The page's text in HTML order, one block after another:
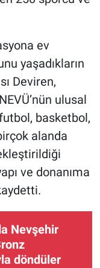
ev
yaşadıkların
Deviren,
ulusal
basketbol,
alanda
ve donanıma
Nevşehir
döndüler